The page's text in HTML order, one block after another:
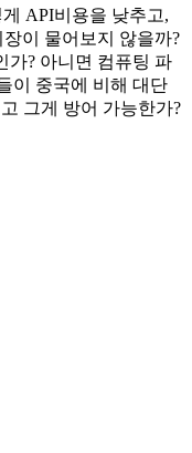
API비용을 낮추고,
이 물어보지 않을까?
가? 아니면 컴퓨팅 파
이 중국에 비해 대단
그게 방어 가능한가?